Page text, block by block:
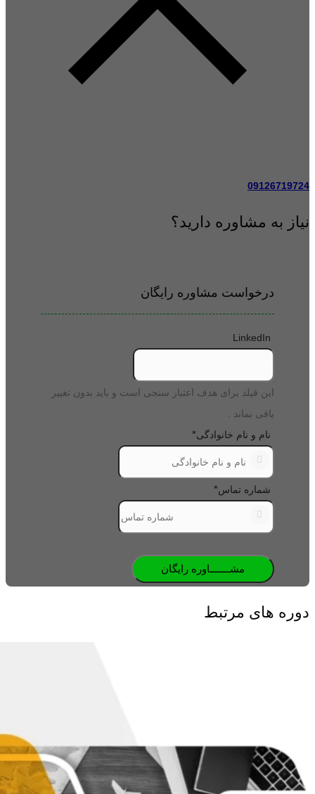
09126719724
نیاز به مشاوره دارید؟
درخواست مشاوره رایگان
LinkedIn
این فیلد برای هدف اعتبار سنجی است و باید بدون تغییر
باقی بماند .
نام و نام خانوادگی*
شماره تماس*
دوره های مرتبط